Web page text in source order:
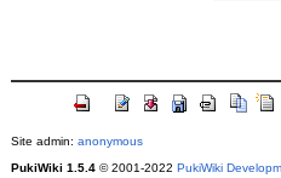
Site admin: anonymous
PukiWiki 1.5.4© 2001-2022 PukiWiki